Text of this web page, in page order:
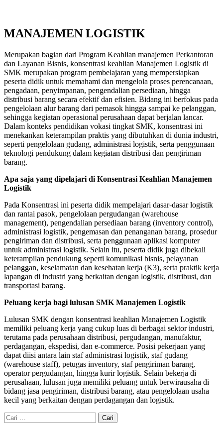
MANAJEMEN LOGISTIK
Merupakan bagian dari Program Keahlian manajemen Perkantoran
dan Layanan Bisnis, konsentrasi keahlian Manajemen Logistik di
SMK merupakan program pembelajaran yang mempersiapkan
peserta didik untuk memahami dan mengelola proses perencanaan,
pengadaan, penyimpanan, pengendalian persediaan, hingga
distribusi barang secara efektif dan efisien. Bidang ini berfokus pada
pengelolaan alur barang dari pemasok hingga sampai ke pelanggan,
sehingga kegiatan operasional perusahaan dapat berjalan lancar.
Dalam konteks pendidikan vokasi tingkat SMK, konsentrasi ini
menekankan keterampilan praktis yang dibutuhkan di dunia industri,
seperti pengelolaan gudang, administrasi logistik, serta penggunaan
teknologi pendukung dalam kegiatan distribusi dan pengiriman
barang.
Apa saja yang dipelajari di Konsentrasi Keahlian Manajemen
Logistik
Pada Konsentrasi ini peserta didik mempelajari dasar-dasar logistik
dan rantai pasok, pengelolaan pergudangan (warehouse
management), pengendalian persediaan barang (inventory control),
administrasi logistik, pengemasan dan penanganan barang, prosedur
pengiriman dan distribusi, serta penggunaan aplikasi komputer
untuk administrasi logistik. Selain itu, peserta didik juga dibekali
keterampilan pendukung seperti komunikasi bisnis, pelayanan
pelanggan, keselamatan dan kesehatan kerja (K3), serta praktik kerja
lapangan di industri yang berkaitan dengan logistik, distribusi, dan
transportasi barang.
Peluang kerja bagi lulusan SMK Manajemen Logistik
Lulusan SMK dengan konsentrasi keahlian Manajemen Logistik
memiliki peluang kerja yang cukup luas di berbagai sektor industri,
terutama pada perusahaan distribusi, pergudangan, manufaktur,
perdagangan, ekspedisi, dan e-commerce. Posisi pekerjaan yang
dapat diisi antara lain staf administrasi logistik, staf gudang
(warehouse staff), petugas inventory, staf pengiriman barang,
operator pergudangan, hingga kurir logistik. Selain bekerja di
perusahaan, lulusan juga memiliki peluang untuk berwirausaha di
bidang jasa pengiriman, distribusi barang, atau pengelolaan usaha
kecil yang berkaitan dengan perdagangan dan logistik.
Cari
untuk: